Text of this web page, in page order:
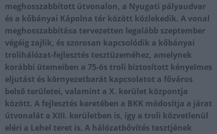
meghosszabbított útvonalon, a Nyugati pályaudvar
és a kőbányai Kápolna tér között közlekedik. A vonal
meghosszabbítása tervezetten legalább szeptember
végéig zajlik, és szorosan kapcsolódik a kőbányai
trolihálózat-fejlesztés tesztüzeméhez, amelynek
korábbi ütemeiben a 75-ös troli biztosított kényelmes
eljutást és környezetbarát kapcsolatot a főváros
belső területei, valamint a X. kerület központja
között. A fejlesztés keretében a BKK módosítja a járat
útvonalát a XIII. kerületben is, így a troli közvetlenül
eléri a Lehel teret is. A hálózatbővítés tesztjének